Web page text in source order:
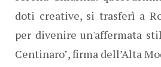
doti creative, si trasferì a
per divenire un'affermata
Centinaro", firma dell’Alta